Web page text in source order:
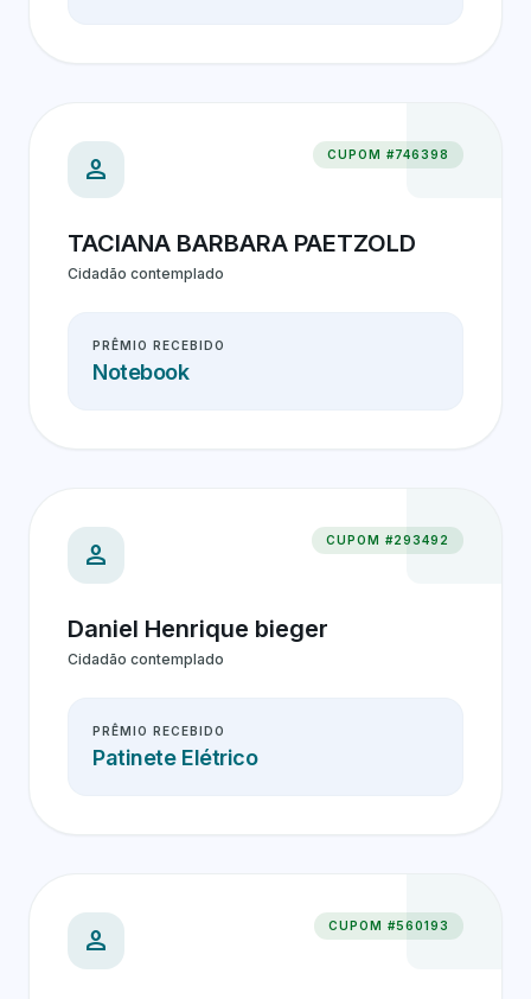
person CUPOM #746398
TACIANA BARBARA PAETZOLD
Cidadão contemplado
PRÊMIO RECEBIDO
Notebook
person CUPOM #293492
Daniel Henrique bieger
Cidadão contemplado
PRÊMIO RECEBIDO
Patinete Elétrico
person CUPOM #560193